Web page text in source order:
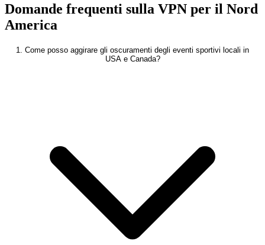
Domande frequenti sulla VPN per il Nord
America
1. Come posso aggirare gli oscuramenti degli eventi sportivi locali in
USA e Canada?